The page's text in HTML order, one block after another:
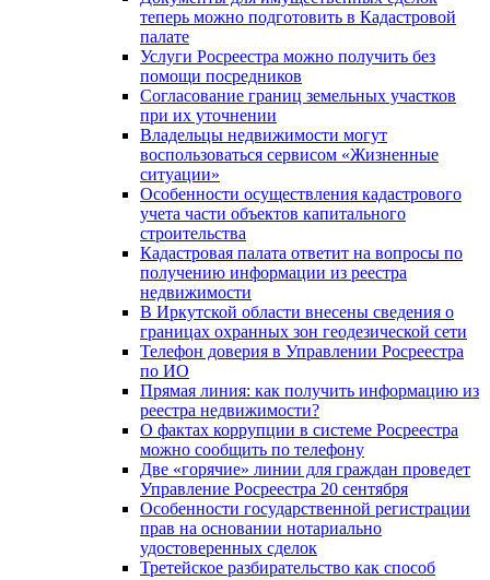
теперь можно подготовить в Кадастровой
палате
Услуги Росреестра можно получить без
помощи посредников
Согласование границ земельных участков
при их уточнении
Владельцы недвижимости могут
воспользоваться сервисом «Жизненные
ситуации»
Особенности осуществления кадастрового
учета части объектов капитального
строительства
Кадастровая палата ответит на вопросы по
получению информации из реестра
недвижимости
В Иркутской области внесены сведения о
границах охранных зон геодезической сети
Телефон доверия в Управлении Росреестра
по ИО
Прямая линия: как получить информацию из
реестра недвижимости?
О фактах коррупции в системе Росреестра
можно сообщить по телефону
Две «горячие» линии для граждан проведет
Управление Росреестра 20 сентября
Особенности государственной регистрации
прав на основании нотариально
удостоверенных сделок
Третейское разбирательство как способ